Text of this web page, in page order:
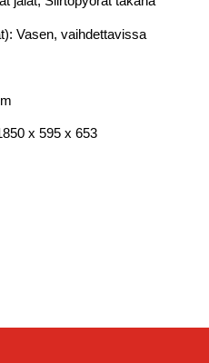
Vasen, vaihdettavissa
x 595 x 653